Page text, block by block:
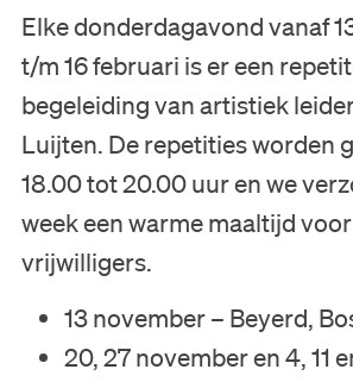
Bezoek
Museum
Elke donderdagavond vanaf
t/m 16 februari is er een
begeleiding van artistiek
Luijten. De repetities worden
18.00 tot 20.00 uur en we
week een warme maaltijd
vrijwilligers.
13 november – Beyerd,
20, 27 november en 4, 11